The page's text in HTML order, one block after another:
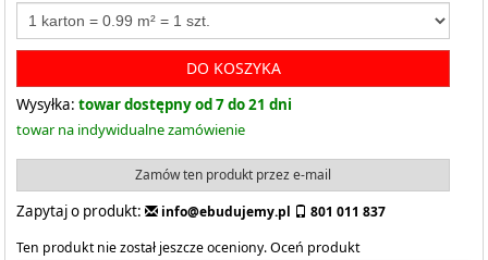
DO KOSZYKA
Wysyłka: towar dostępny od 7 do 21 dni
towar na indywidualne zamówienie
Zamów ten produkt przez e-mail
Zapytaj o produkt: info@ebudujemy.pl
801 011 837
Ten produkt nie został jeszcze oceniony.Oceń produkt